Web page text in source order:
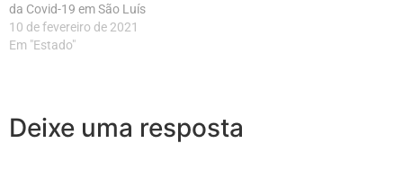
da Covid-19 em São Luís
10 de fevereiro de 2021
Em "Estado"
Deixe uma resposta